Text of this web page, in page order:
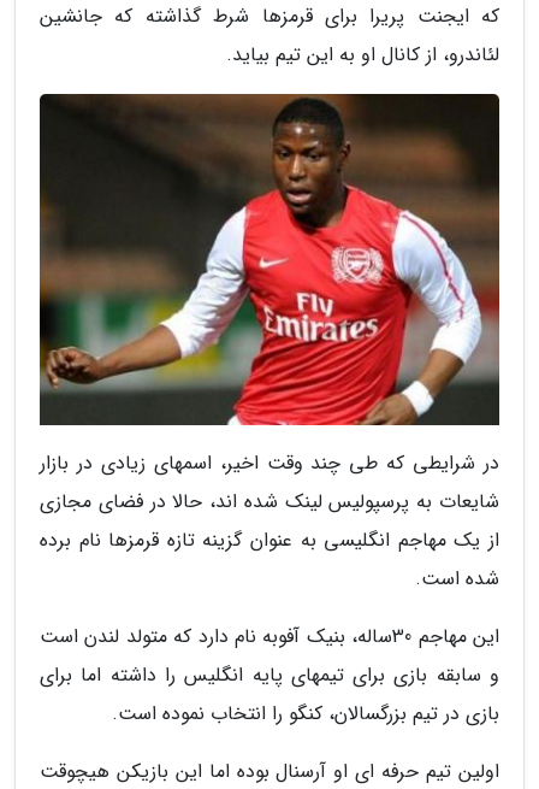
که ایجنت پریرا برای قرمزها شرط گذاشته که جانشین
لئاندرو، از کانال او به این تیم بیاید.
در شرایطی که طی چند وقت اخیر، اسمهای زیادی در بازار
شایعات به پرسپولیس لینک شده اند، حالا در فضای مجازی
از یک مهاجم انگلیسی به عنوان گزینه تازه قرمزها نام برده
شده است.
این مهاجم 30ساله، بنیک آفوبه نام دارد که متولد لندن است
و سابقه بازی برای تیمهای پایه انگلیس را داشته اما برای
بازی در تیم بزرگسالان، کنگو را انتخاب نموده است.
اولین تیم حرفه ای او آرسنال بوده اما این بازیکن هیچوقت